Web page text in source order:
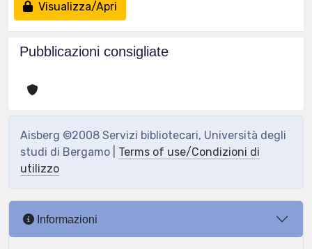
Visualizza/Apri
Pubblicazioni consigliate
Aisberg ©2008 Servizi bibliotecari, Università degli
studi di Bergamo | Terms of use/Condizioni di
utilizzo
Informazioni